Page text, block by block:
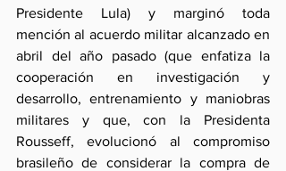
Presidente Lula) y marginó toda
mención al acuerdo militar alcanzado en
abril del año pasado (que enfatiza la
cooperación en investigación y
desarrollo, entrenamiento y maniobras
militares y que, con la Presidenta
Rousseff, evolucionó al compromiso
brasileño de considerar la compra de